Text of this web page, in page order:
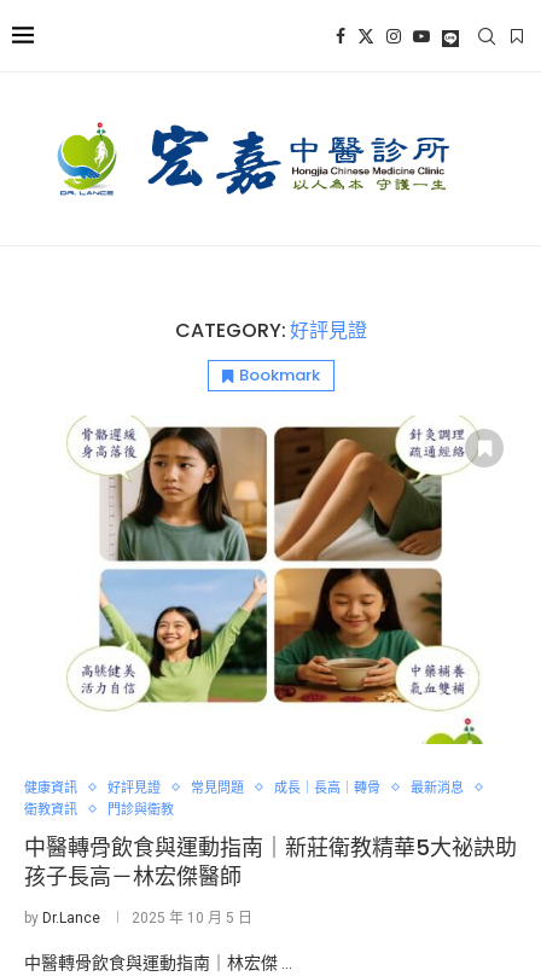
CATEGORY:好評見證
Bookmark
健康資訊 好評見證 常見問題 成長｜長高｜轉骨
最新消息
衛教資訊
門診與衛教
中醫轉骨飲食與運動指南｜新莊衛教精華5大祕訣助
孩子長高－林宏傑醫師
by Dr.Lance 2025 年 10 月 5 日
中醫轉骨飲食與運動指南｜林宏傑 …